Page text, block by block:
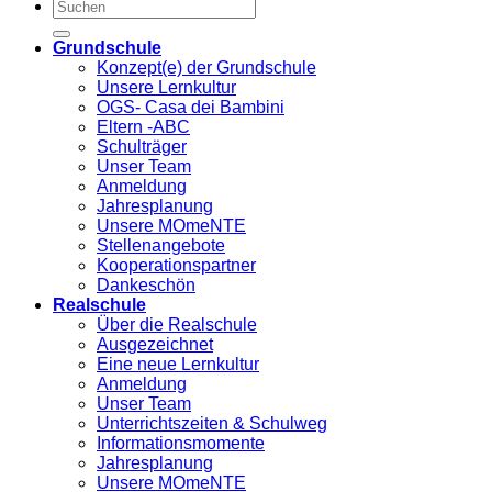
Grundschule
Konzept(e) der Grundschule
Unsere Lernkultur
OGS- Casa dei Bambini
Eltern -ABC
Schulträger
Unser Team
Anmeldung
Jahresplanung
Unsere MOmeNTE
Stellenangebote
Kooperationspartner
Dankeschön
Realschule
Über die Realschule
Ausgezeichnet
Eine neue Lernkultur
Anmeldung
Unser Team
Unterrichtszeiten & Schulweg
Informationsmomente
Jahresplanung
Unsere MOmeNTE